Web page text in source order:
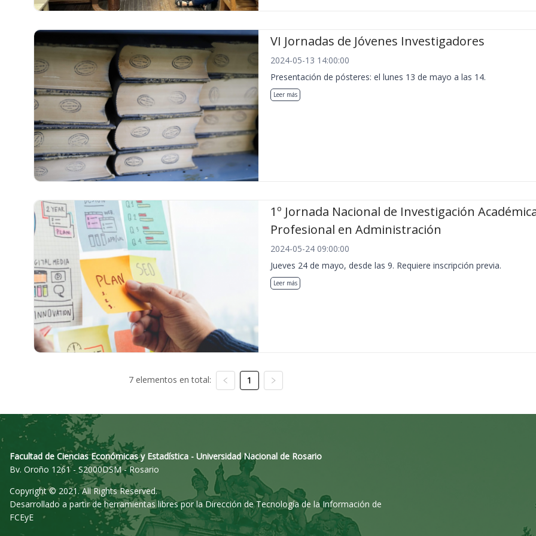
VI Jornadas de Jóvenes Investigadores
2024-05-13 14:00:00
Presentación de pósteres: el lunes 13 de mayo a las 14.
Leer más
1º Jornada Nacional de Investigación
Profesional en Administración
2024-05-24 09:00:00
Jueves 24 de mayo, desde las 9. Requiere inscripción previa.
Leer más
7 elementos en total: 1
Facultad de Ciencias Económicas y Estadística - Universidad Nacional de Rosario
Bv. Oroño 1261 - S2000DSM - Rosario
Copyright © 2021. All Rights Reserved.
Desarrollado a partir de herramientas libres por la Dirección de Tecnología de la Información de
FCEyE